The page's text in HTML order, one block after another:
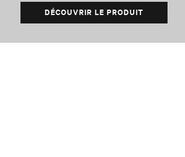
DÉCOUVRIR LE PRODUIT